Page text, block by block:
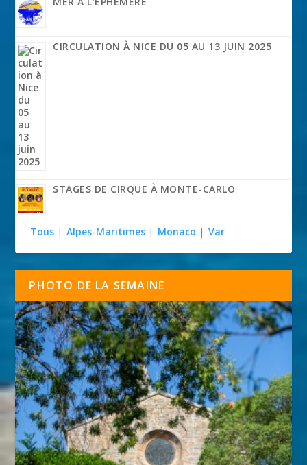
CIRCULATION À NICE DU 05 AU 13 JUIN 2025
STAGES DE CIRQUE À MONTE-CARLO
Tous | Alpes-Maritimes | Monaco | Var
PHOTO DE LA SEMAINE